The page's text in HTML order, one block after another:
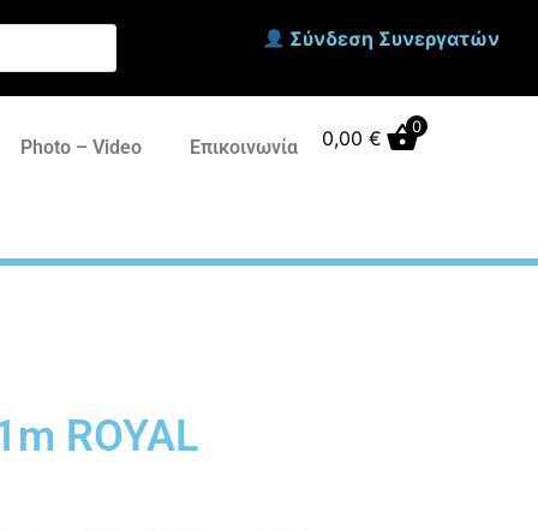
Σύνδεση Συνεργατών
Photo – Video Επικοινωνία 0,00 € 0
ROYAL